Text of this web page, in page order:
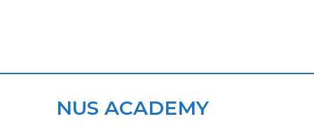
NUS ACADEMY